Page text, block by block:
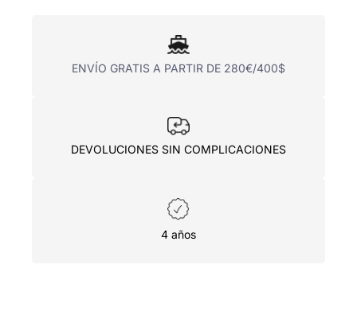
ENVÍO GRATIS A PARTIR DE 280€/400$
DEVOLUCIONES SIN COMPLICACIONES
4 años